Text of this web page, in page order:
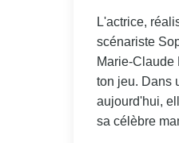
L'actrice,
scénariste
Marie-Claude
ton jeu. Dans
aujourd'hui,
sa célèbre